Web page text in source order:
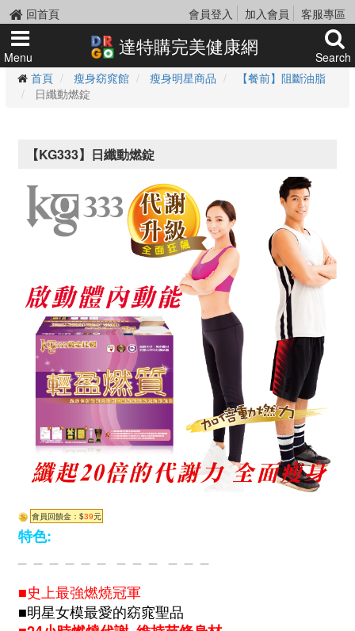
回首頁 會員登入 加入會員 客服專區
Menu 達特購完美健康網
Search
首頁
瘦身窈窕館 瘦身明星商品
【餐前】阻斷油脂
日纖動燃錠
【KG333】日纖動燃錠
會員回饋金：$39元
特色:
■史上最強燃燒冠軍
■明星女模最愛的窈窕聖品